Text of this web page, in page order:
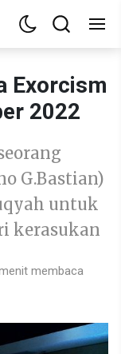
Exorcism
2022
G.Bastian)
untuk
kerasukan
membaca